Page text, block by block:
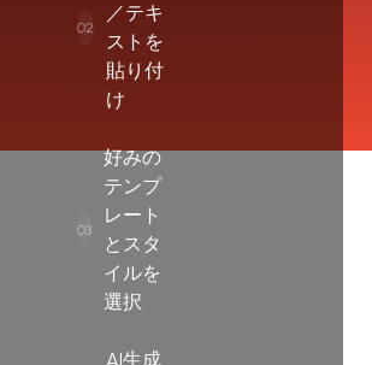
02
／テキ
ストを
貼り付
け
03
好みの
テンプ
レート
とスタ
イルを
選択
AI生成